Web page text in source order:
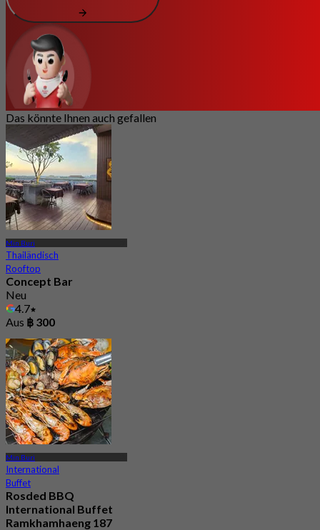
Das könnte Ihnen auch gefallen
Min Buri
Thailändisch
Rooftop
Concept Bar
Neu
4.7
Aus ฿ 300
Min Buri
International
Buffet
Rosded BBQ
International Buffet
Ramkhamhaeng 187